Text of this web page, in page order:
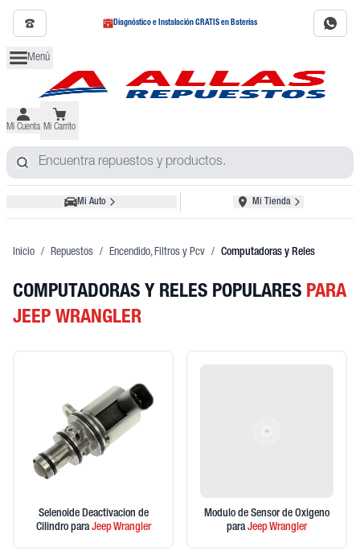
Diagnóstico e Instalación GRATIS en Baterías
Menú
Mi Cuenta Mi Carrito
Mi Auto Mi Tienda
Inicio / Repuestos / Encendido, Filtros y Pcv / Computadoras y Reles
COMPUTADORAS Y RELES POPULARES PARA
JEEP WRANGLER
Selenoide Deactivacion de
Cilindro paraJeepWrangler
Modulo de Sensor de Oxigeno
paraJeepWrangler